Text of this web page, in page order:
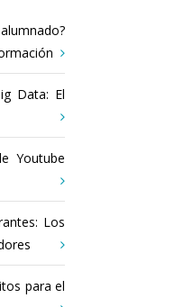
Data: El
Youtube
Los
para el